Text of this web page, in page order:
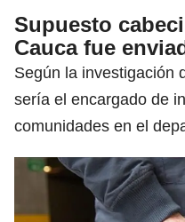
Supuesto
Cauca fue
Según la investigación
sería el encargado de
comunidades en el